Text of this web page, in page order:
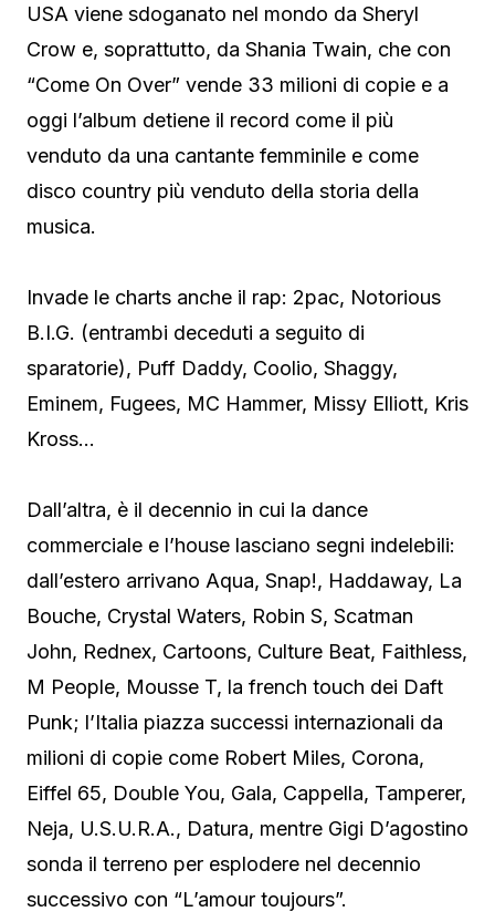
USA viene sdoganato nel mondo da Sheryl
Crow e, soprattutto, da Shania Twain, che con
“Come On Over” vende 33 milioni di copie e a
oggi l’album detiene il record come il più
venduto da una cantante femminile e come
disco country più venduto della storia della
musica.
Invade le charts anche il rap: 2pac, Notorious
B.I.G. (entrambi deceduti a seguito di
sparatorie), Puff Daddy, Coolio, Shaggy,
Eminem, Fugees, MC Hammer, Missy Elliott, Kris
Kross…
Dall’altra, è il decennio in cui la dance
commerciale e l’house lasciano segni indelebili:
dall’estero arrivano Aqua, Snap!, Haddaway, La
Bouche, Crystal Waters, Robin S, Scatman
John, Rednex, Cartoons, Culture Beat, Faithless,
M People, Mousse T, la french touch dei Daft
Punk; l’Italia piazza successi internazionali da
milioni di copie come Robert Miles, Corona,
Eiffel 65, Double You, Gala, Cappella, Tamperer,
Neja, U.S.U.R.A., Datura, mentre Gigi D’agostino
sonda il terreno per esplodere nel decennio
successivo con “L’amour toujours”.